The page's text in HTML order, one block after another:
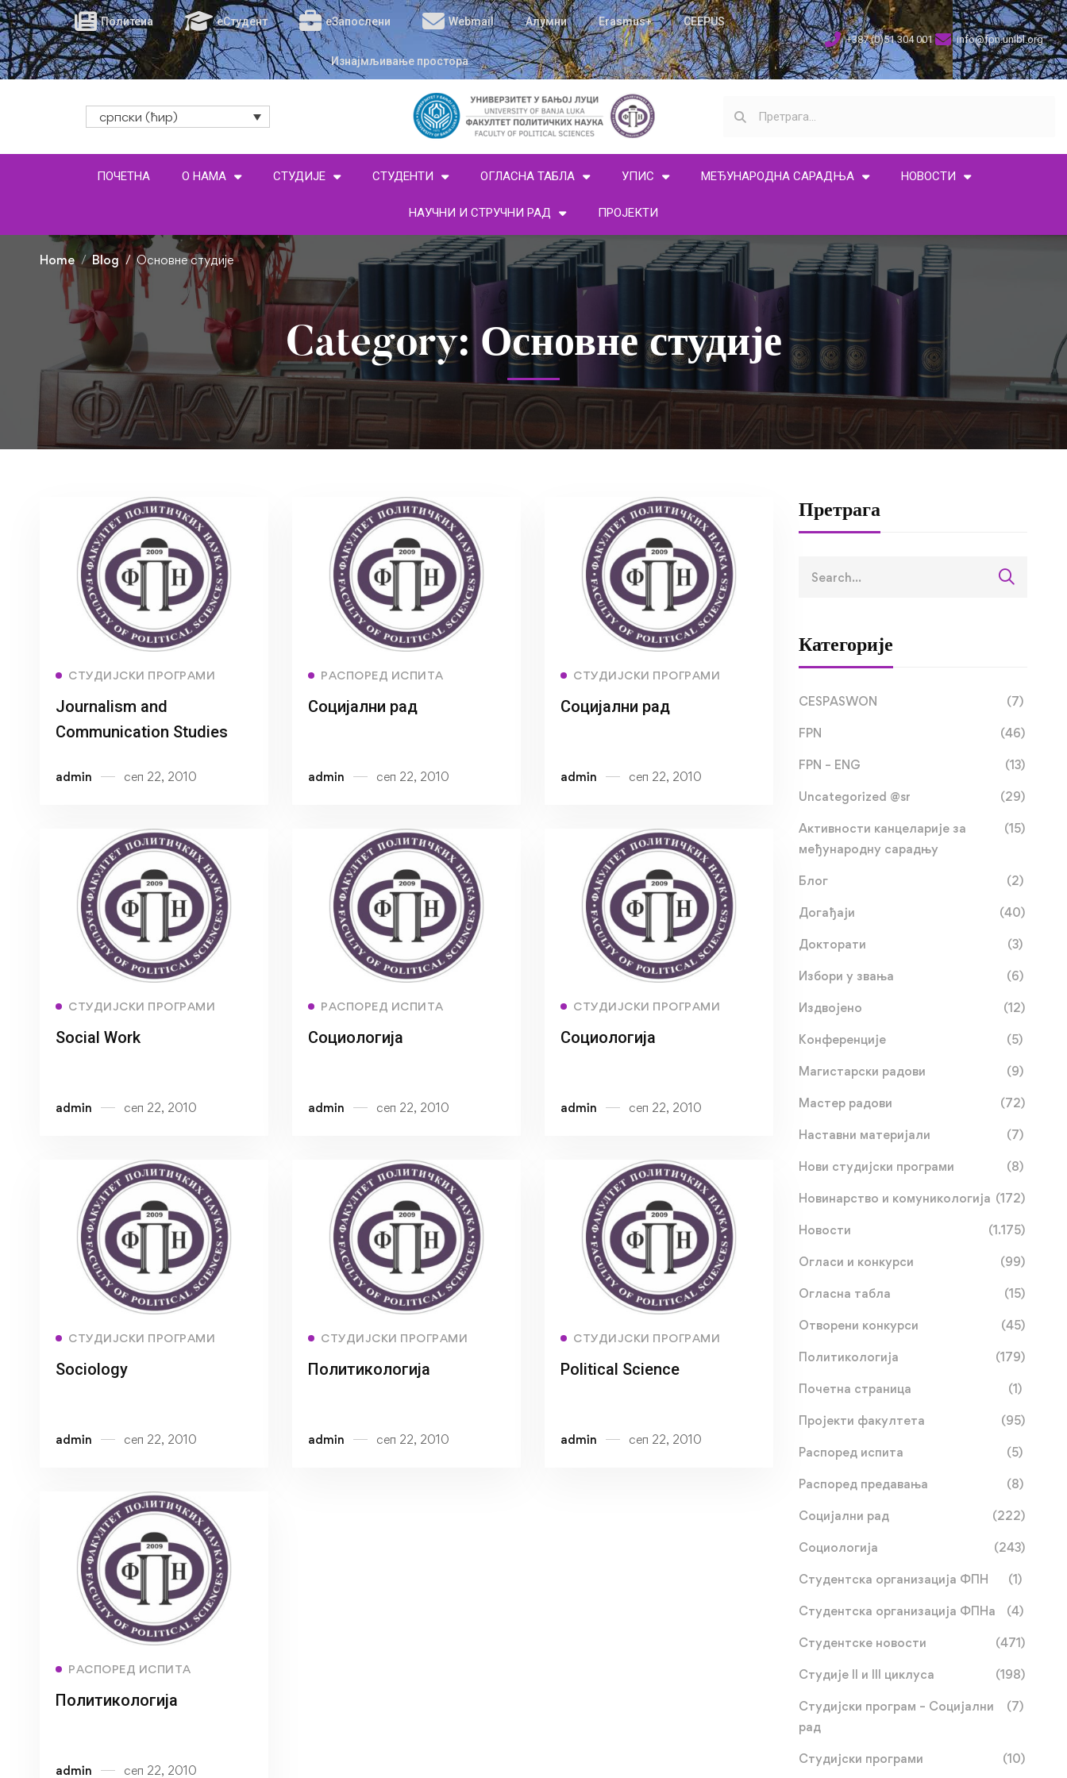
Политеиа еСтудент еЗапослени Webmail Алумни Erasmus+ CEEPUS
Изнајмљивање простора
+387 (0)51 304 001 info@fpn.unibl.org
српски (ћир)
ПОЧЕТНА О НАМА СТУДИЈЕ СТУДЕНТИ ОГЛАСНА ТАБЛА УПИС МЕЂУНАРОДНА САРАДЊА НОВОСТИ
НАУЧНИ И СТРУЧНИ РАД ПРОЈЕКТИ
Home Blog Основне студије
Category: Основне студије
СТУДИЈСКИ ПРОГРАМИ
Journalism and
Communication Studies
admin сеп 22, 2010
РАСПОРЕД ИСПИТА
Социјални рад
admin сеп 22, 2010
СТУДИЈСКИ ПРОГРАМИ
Социјални рад
admin сеп 22, 2010
СТУДИЈСКИ ПРОГРАМИ
Social Work
admin сеп 22, 2010
РАСПОРЕД ИСПИТА
Социологија
admin сеп 22, 2010
СТУДИЈСКИ ПРОГРАМИ
Социологија
admin сеп 22, 2010
СТУДИЈСКИ ПРОГРАМИ
Sociology
admin сеп 22, 2010
СТУДИЈСКИ ПРОГРАМИ
Политикологија
admin сеп 22, 2010
СТУДИЈСКИ ПРОГРАМИ
Political Science
admin сеп 22, 2010
РАСПОРЕД ИСПИТА
Политикологија
admin сеп 22, 2010
Претрага
Категорије
CESPASWON (7)
FPN (46)
FPN – ENG (13)
Uncategorized @sr (29)
Активности канцеларије за
међународну сарадњу
(15)
Блог (2)
Догађаји (40)
Докторати (3)
Избори у звања (6)
Издвојено (12)
Конференције (5)
Магистарски радови (9)
Мастер радови (72)
Наставни материјали (7)
Нови студијски програми (8)
Новинарство и комуникологија (172)
Новости (1.175)
Огласи и конкурси (99)
Огласна табла (15)
Отворени конкурси (45)
Политикологија (179)
Почетна страница (1)
Пројекти факултета (95)
Распоред испита (5)
Распоред предавања (8)
Социјални рад (222)
Социологија (243)
Студентска организација ФПН (1)
Студентска организација ФПНа (4)
Студентске новости (471)
Студије II и III циклуса (198)
Студијски програм – Социјални
рад
(7)
Студијски програми (10)